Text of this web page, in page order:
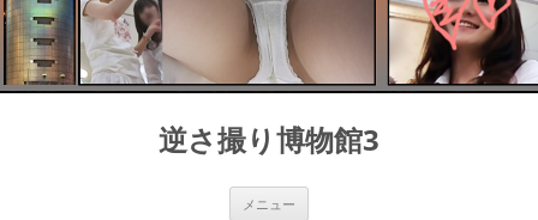
コ
逆さ撮り博物館3
メニュー